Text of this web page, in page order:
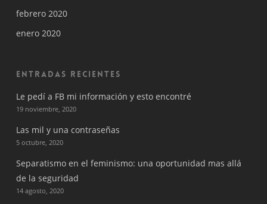
febrero 2020
enero 2020
Entradas recientes
Le pedí a FB mi información y esto encontré
19 noviembre, 2020
Las mil y una contraseñas
5 octubre, 2020
Separatismo en el feminismo: una oportunidad mas allá
de la seguridad
14 agosto, 2020